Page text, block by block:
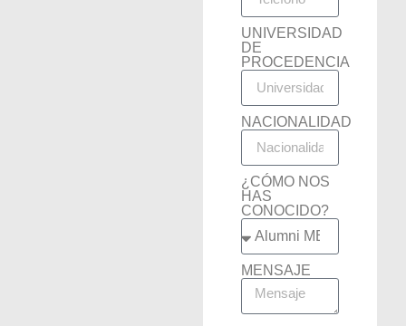
UNIVERSIDAD
DE
PROCEDENCIA
NACIONALIDAD
¿CÓMO NOS
HAS
CONOCIDO?
MENSAJE